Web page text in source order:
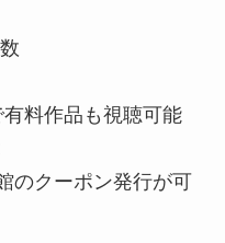
料作品も視聴可能
のクーポン発行が可